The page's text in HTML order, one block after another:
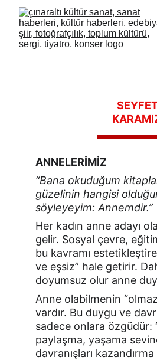
ANNELERİMİZ
“Bana okuduğum
güzelinin hangisi
söyleyeyim: Annemdir.”
Her kadın anne adayı
gelir. Sosyal çevre,
bu kavramı
ve eşsiz” hale getirir.
doyumsuz olur anne
Anne olabilmenin
vardır. Bu duygu ve
sadece onlara özgüdür:
paylaşma, yaşama
davranışları